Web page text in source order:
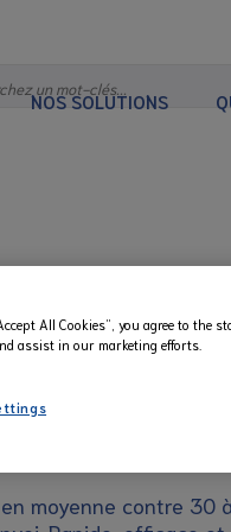
NOS SOLUTIONS
moyenne contre
All Cookies”, you agree to the
assist in our marketing efforts.